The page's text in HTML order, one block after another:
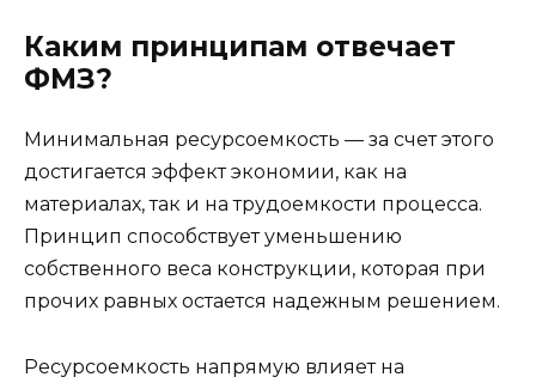
Каким принципам отвечает
ФМЗ?
Минимальная ресурсоемкость — за счет этого
достигается эффект экономии, как на
материалах, так и на трудоемкости процесса.
Принцип способствует уменьшению
собственного веса конструкции, которая при
прочих равных остается надежным решением.
Ресурсоемкость напрямую влияет на